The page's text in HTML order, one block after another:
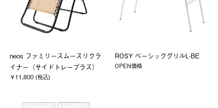
neos ファミリースムースリクラ
イナー（サイドトレープラス）
￥11,800 (税込)
ROSY ベーシックグリルL-BE
OPEN価格